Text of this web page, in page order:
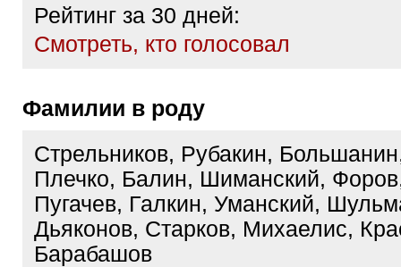
Рейтинг за 30 дней:
Cмотреть, кто голосовал
Фамилии в роду
Стрельников, Рубакин,
Плечко, Балин, Шиманский,
Пугачев, Галкин, Уманский,
Дьяконов, Старков, Михаелис,
Барабашов